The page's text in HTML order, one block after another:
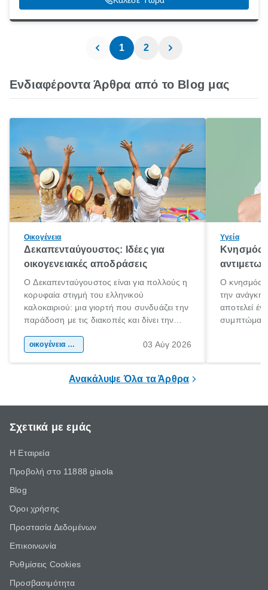
1 2
Ενδιαφέροντα Άρθρα από το Blog μας
Οικογένεια
Δεκαπενταύγουστος: Ιδέες για
οικογενειακές αποδράσεις
Ο Δεκαπενταύγουστος είναι για πολλούς η
κορυφαία στιγμή του ελληνικού
καλοκαιριού: μια γιορτή που συνδυάζει την
παράδοση με τις διακοπές και δίνει την
χώρας. Είτε πρόκειται για λίγες μέρες
οικογένεια & παιδί 03 Αύγ 2026
Υγεία
Κνησμός:
Ο κνησμός
την ανάγκη
αποτελεί
Ανακάλυψε Όλα τα Άρθρα
Σχετικά με εμάς
Η Εταιρεία
Προβολή στο 11888 giaola
Blog
Όροι χρήσης
Προστασία Δεδομένων
Επικοινωνία
Ρυθμίσεις Cookies
Προσβασιμότητα